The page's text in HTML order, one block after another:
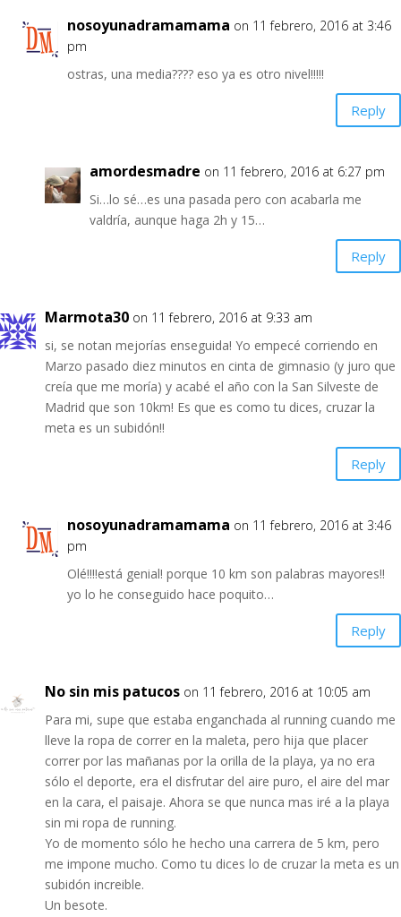
nosoyunadramamama on 11 febrero, 2016 at 3:46
pm
ostras, una media???? eso ya es otro nivel!!!!!
Reply
amordesmadre on 11 febrero, 2016 at 6:27 pm
Si…lo sé…es una pasada pero con acabarla me
valdría, aunque haga 2h y 15…
Reply
Marmota30 on 11 febrero, 2016 at 9:33 am
si, se notan mejorías enseguida! Yo empecé corriendo en
Marzo pasado diez minutos en cinta de gimnasio (y juro que
creía que me moría) y acabé el año con la San Silveste de
Madrid que son 10km! Es que es como tu dices, cruzar la
meta es un subidón!!
Reply
nosoyunadramamama on 11 febrero, 2016 at 3:46
pm
Olé!!!!está genial! porque 10 km son palabras mayores!!
yo lo he conseguido hace poquito…
Reply
No sin mis patucos on 11 febrero, 2016 at 10:05 am
Para mi, supe que estaba enganchada al running cuando me
lleve la ropa de correr en la maleta, pero hija que placer
correr por las mañanas por la orilla de la playa, ya no era
sólo el deporte, era el disfrutar del aire puro, el aire del mar
en la cara, el paisaje. Ahora se que nunca mas iré a la playa
sin mi ropa de running.
Yo de momento sólo he hecho una carrera de 5 km, pero
me impone mucho. Como tu dices lo de cruzar la meta es un
subidón increible.
Un besote.